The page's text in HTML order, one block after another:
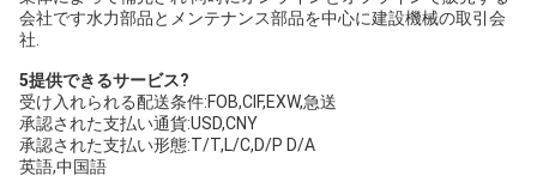
会社です水力部品とメンテナンス部品を中心に建設機械の取引会
社.
5提供できるサービス?
受け入れられる配送条件:FOB,CIF,EXW,急送
承認された支払い通貨:USD,CNY
承認された支払い形態:T/T,L/C,D/P D/A
英語,中国語